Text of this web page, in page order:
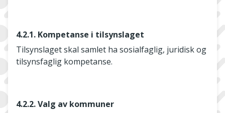
4.2.1. Kompetanse i tilsynslaget
Tilsynslaget skal samlet ha sosialfaglig, juridisk og
tilsynsfaglig kompetanse.
4.2.2. Valg av kommuner